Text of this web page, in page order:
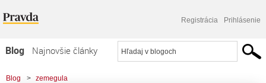
Registrácia Prihlásenie
Blog
Najnovšie články
Najčítanejšie články
Blog > zemegula